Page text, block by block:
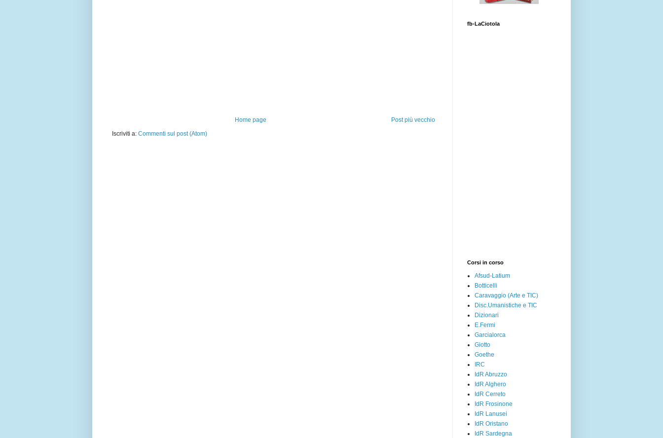
Post più vecchio
Home page
Iscriviti a: Commenti sul post (Atom)
fb-LaCiotola
Corsi in corso
Afsud-Latium
Botticelli
Caravaggio (Arte e TIC)
Disc.Umanistiche e TIC
Dizionari
E.Fermi
Garcialorca
Giotto
Goethe
IRC
IdR Abruzzo
IdR Alghero
IdR Cerreto
IdR Frosinone
IdR Lanusei
IdR Oristano
IdR Sardegna